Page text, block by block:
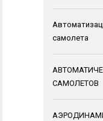
самолета
САМОЛЕТОВ